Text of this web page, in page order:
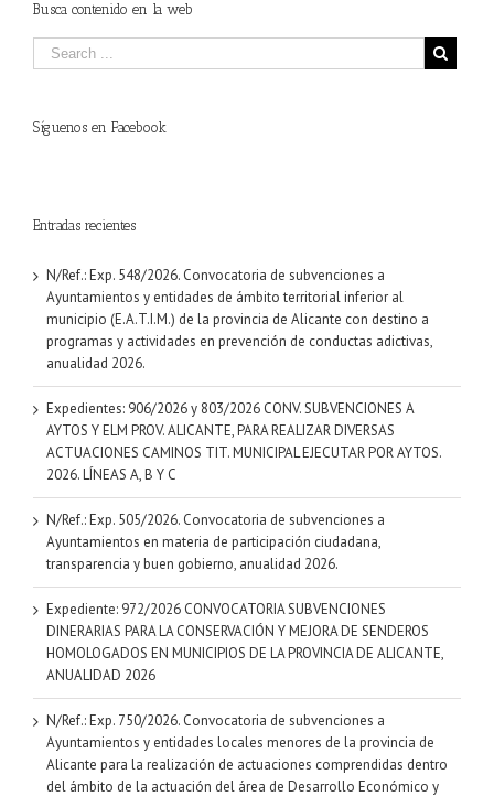
Busca contenido en la web
Síguenos en Facebook
Entradas recientes
N/Ref.: Exp. 548/2026. Convocatoria de subvenciones a
Ayuntamientos y entidades de ámbito territorial inferior al
municipio (E.A.T.I.M.) de la provincia de Alicante con destino a
programas y actividades en prevención de conductas adictivas,
anualidad 2026.
Expedientes: 906/2026 y 803/2026 CONV. SUBVENCIONES A
AYTOS Y ELM PROV. ALICANTE, PARA REALIZAR DIVERSAS
ACTUACIONES CAMINOS TIT. MUNICIPAL EJECUTAR POR AYTOS.
2026. LÍNEAS A, B Y C
N/Ref.: Exp. 505/2026. Convocatoria de subvenciones a
Ayuntamientos en materia de participación ciudadana,
transparencia y buen gobierno, anualidad 2026.
Expediente: 972/2026 CONVOCATORIA SUBVENCIONES
DINERARIAS PARA LA CONSERVACIÓN Y MEJORA DE SENDEROS
HOMOLOGADOS EN MUNICIPIOS DE LA PROVINCIA DE ALICANTE,
ANUALIDAD 2026
N/Ref.: Exp. 750/2026. Convocatoria de subvenciones a
Ayuntamientos y entidades locales menores de la provincia de
Alicante para la realización de actuaciones comprendidas dentro
del ámbito de la actuación del área de Desarrollo Económico y